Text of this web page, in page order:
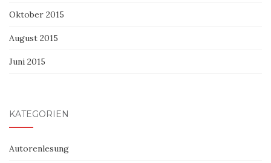
Oktober 2015
August 2015
Juni 2015
KATEGORIEN
Autorenlesung